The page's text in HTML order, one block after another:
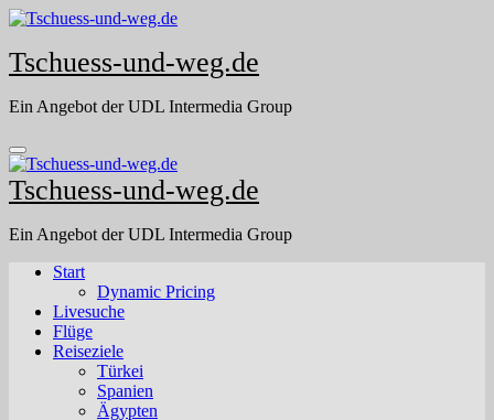
Skip
content
Tschuess-und-weg.de
Ein Angebot der UDL Intermedia Group
Tschuess-und-weg.de
Ein Angebot der UDL Intermedia Group
Start
Dynamic Pricing
Livesuche
Flüge
Reiseziele
Türkei
Spanien
Ägypten